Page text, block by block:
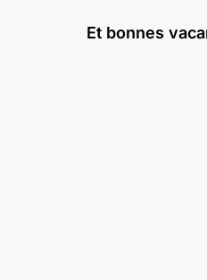
Et bonnes